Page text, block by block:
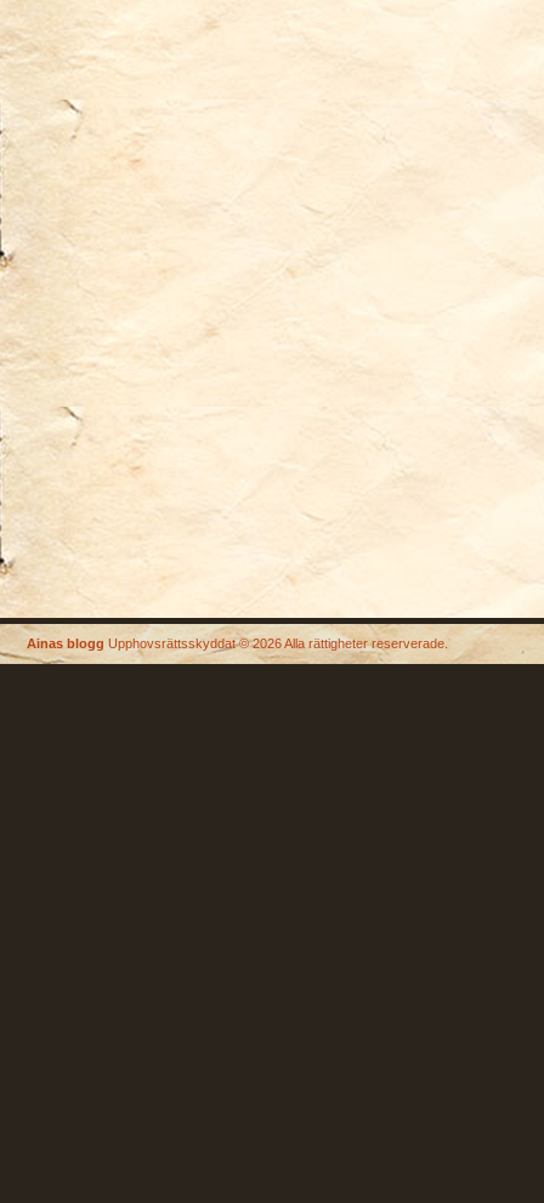
Ainas blogg Upphovsrättsskyddat © 2026 Alla rättigheter reserverade.